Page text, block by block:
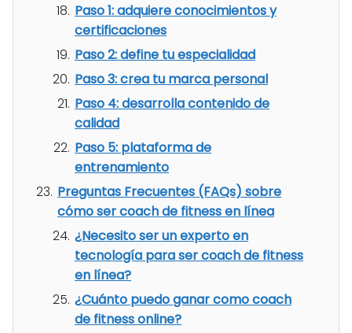
Paso 1: adquiere conocimientos y
certificaciones
Paso 2: define tu especialidad
Paso 3: crea tu marca personal
Paso 4: desarrolla contenido de
calidad
Paso 5: plataforma de
entrenamiento
Preguntas Frecuentes (FAQs) sobre
cómo ser coach de fitness en línea
¿Necesito ser un experto en
tecnología para ser coach de fitness
en línea?
¿Cuánto puedo ganar como coach
de fitness online?